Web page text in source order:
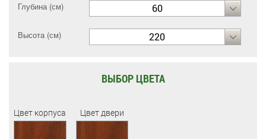
Глубина (см) 60
Высота (см) 220
ВЫБОР ЦВЕТА
Цвет корпуса Цвет двери